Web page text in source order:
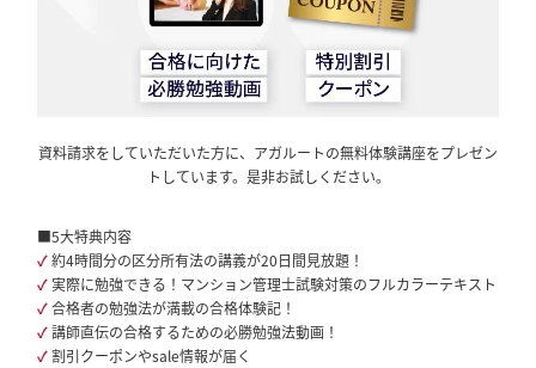
資料請求をしていただいた方に、アガルートの無料体験講座をプレゼン
トしています。是非お試しください。
■5大特典内容
✓約4時間分の区分所有法の講義が20日間見放題！
✓実際に勉強できる！マンション管理士試験対策のフルカラーテキスト
✓合格者の勉強法が満載の合格体験記！
✓講師直伝の合格するための必勝勉強法動画！
✓割引クーポンやsale情報が届く